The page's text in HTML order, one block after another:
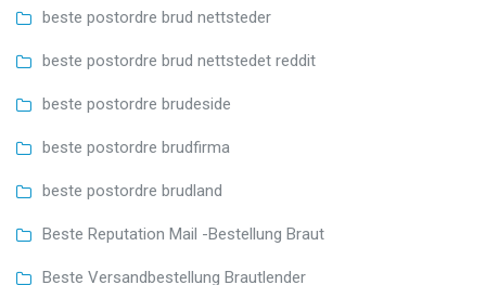
beste postordre brud nettsteder
beste postordre brud nettstedet reddit
beste postordre brudeside
beste postordre brudfirma
beste postordre brudland
Beste Reputation Mail -Bestellung Braut
Beste Versandbestellung Brautlender